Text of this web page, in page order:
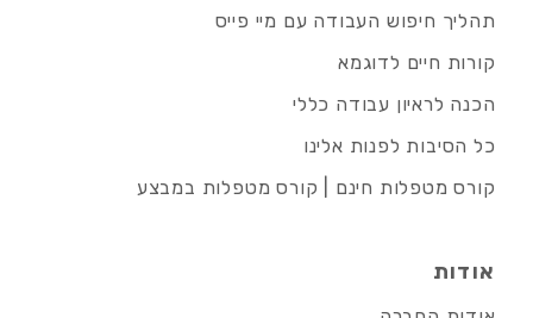
תהליך חיפוש העבודה עם מיי פייס
קורות חיים לדוגמא
הכנה לראיון עבודה כללי
כל הסיבות לפנות אלינו
קורס מטפלות חינם | קורס מטפלות במבצע
אודות